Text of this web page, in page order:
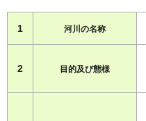
1 河川の名称
2 目的及び態様